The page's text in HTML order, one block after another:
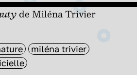
de Miléna Trivier
miléna trivier